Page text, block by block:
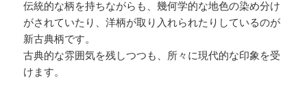
伝統的な柄を持ちながらも、幾何学的な地色の染め分け
がされていたり、洋柄が取り入れられたりしているのが
新古典柄です。
古典的な雰囲気を残しつつも、所々に現代的な印象を受
けます。